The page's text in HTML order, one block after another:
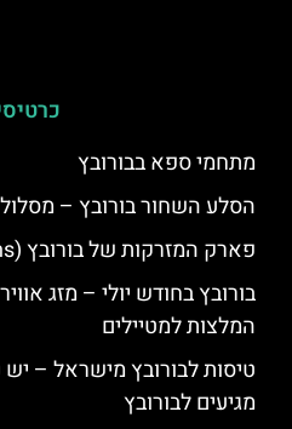
מתחמי ספא בבורובץ
הסלע השחור בורובץ – מסלול
פארק המזרקות של בורובץ (Borovets fountains)
בורובץ בחודש יולי – מזג
המלצות למטיילים
טיסות לבורובץ מישראל –
מגיעים לבורובץ